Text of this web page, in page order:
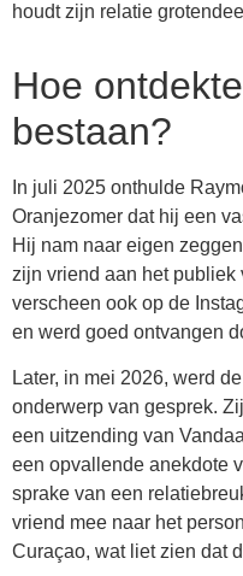
houdt zijn relatie
Hoe
bestaan?
In juli 2025 onthulde
Oranjezomer dat hij een
Hij nam naar eigen
zijn vriend aan het publiek
verscheen ook op de
en werd goed ontvangen
Later, in mei 2026, werd
onderwerp van gesprek.
een uitzending van
een opvallende anekdote
sprake van een
vriend mee naar het
Curaçao, wat liet zien dat